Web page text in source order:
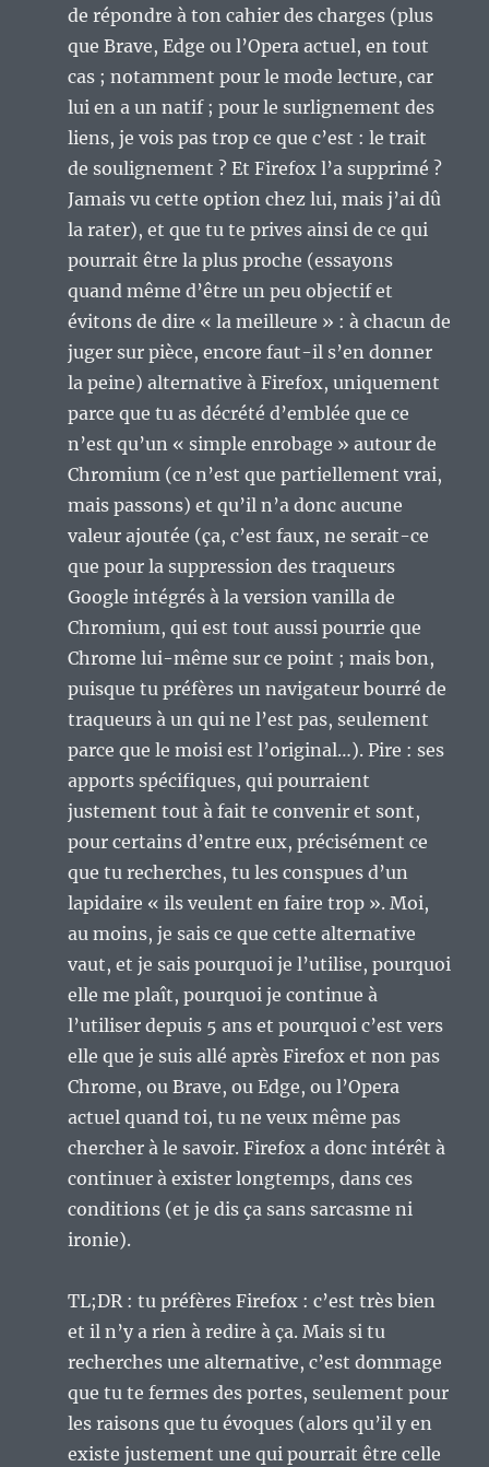
de répondre à ton cahier des charges (plus
que Brave, Edge ou l’Opera actuel, en tout
cas ; notamment pour le mode lecture, car
lui en a un natif ; pour le surlignement des
liens, je vois pas trop ce que c’est : le trait
de soulignement ? Et Firefox l’a supprimé ?
Jamais vu cette option chez lui, mais j’ai dû
la rater), et que tu te prives ainsi de ce qui
pourrait être la plus proche (essayons
quand même d’être un peu objectif et
évitons de dire « la meilleure » : à chacun de
juger sur pièce, encore faut-il s’en donner
la peine) alternative à Firefox, uniquement
parce que tu as décrété d’emblée que ce
n’est qu’un « simple enrobage » autour de
Chromium (ce n’est que partiellement vrai,
mais passons) et qu’il n’a donc aucune
valeur ajoutée (ça, c’est faux, ne serait-ce
que pour la suppression des traqueurs
Google intégrés à la version vanilla de
Chromium, qui est tout aussi pourrie que
Chrome lui-même sur ce point ; mais bon,
puisque tu préfères un navigateur bourré de
traqueurs à un qui ne l’est pas, seulement
parce que le moisi est l’original…). Pire : ses
apports spécifiques, qui pourraient
justement tout à fait te convenir et sont,
pour certains d’entre eux, précisément ce
que tu recherches, tu les conspues d’un
lapidaire « ils veulent en faire trop ». Moi,
au moins, je sais ce que cette alternative
vaut, et je sais pourquoi je l’utilise, pourquoi
elle me plaît, pourquoi je continue à
l’utiliser depuis 5 ans et pourquoi c’est vers
elle que je suis allé après Firefox et non pas
Chrome, ou Brave, ou Edge, ou l’Opera
actuel quand toi, tu ne veux même pas
chercher à le savoir. Firefox a donc intérêt à
continuer à exister longtemps, dans ces
conditions (et je dis ça sans sarcasme ni
ironie).
TL;DR : tu préfères Firefox : c’est très bien
et il n’y a rien à redire à ça. Mais si tu
recherches une alternative, c’est dommage
que tu te fermes des portes, seulement pour
les raisons que tu évoques (alors qu’il y en
existe justement une qui pourrait être celle